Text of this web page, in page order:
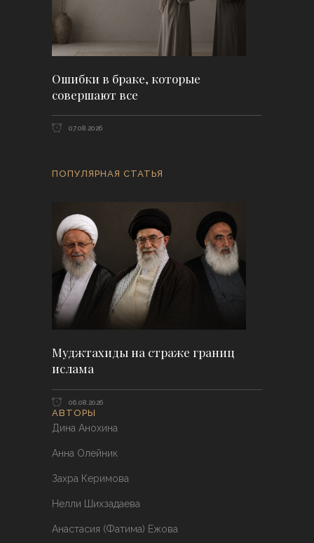
Ошибки в браке, которые
совершают все
07.08.2026
ПОПУЛЯРНАЯ СТАТЬЯ
Муджтахиды на страже границ
ислама
06.08.2026
АВТОРЫ
Дина Анохина
Анна Олейник
Захра Керимова
Нелли Шихзадаева
Анастасия (Фатима) Ежова